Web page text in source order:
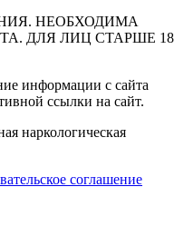
НЕОБХОДИМА
ДЛЯ ЛИЦ СТАРШЕ 18
информации с сайта
ссылки на сайт.
наркологическая
соглашение